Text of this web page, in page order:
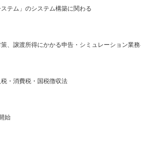
テム」のシステム構築に関わる
、譲渡所得にかかる申告・シミュレーション業務
・消費税・国税徴収法
始